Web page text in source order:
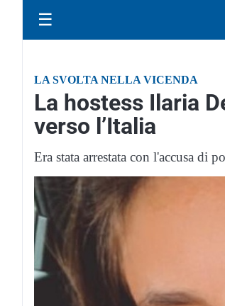
☰
LA SVOLTA NELLA VICENDA
La hostess Ilaria
verso l’Italia
Era stata arrestata con l'accusa di